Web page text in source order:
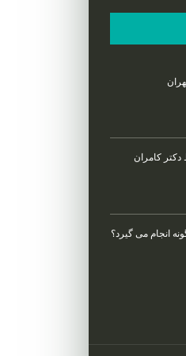
کامران
انجام می گیرد؟